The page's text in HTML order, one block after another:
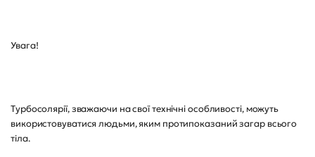
Увага!
Турбосолярії, зважаючи на свої технічні особливості, можуть
використовуватися людьми, яким протипоказаний загар всього
тіла.